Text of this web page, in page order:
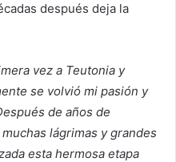
después deja la
vez a Teutonia y
se volvió mi pasión y
de años de
lágrimas y grandes
esta hermosa etapa